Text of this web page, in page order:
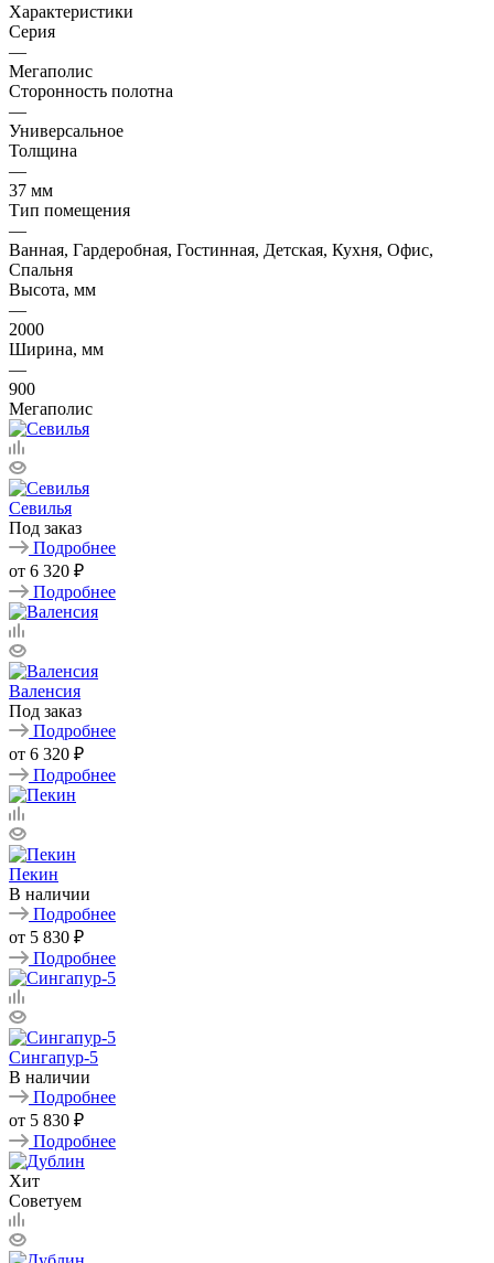
Характеристики
Серия
—
Мегаполис
Сторонность полотна
—
Универсальное
Толщина
—
37 мм
Тип помещения
—
Ванная, Гардеробная, Гостинная, Детская, Кухня, Офис,
Спальня
Высота, мм
—
2000
Ширина, мм
—
900
Мегаполис
Севилья
Под заказ
Подробнее
от 6 320 ₽
Подробнее
Валенсия
Под заказ
Подробнее
от 6 320 ₽
Подробнее
Пекин
В наличии
Подробнее
от 5 830 ₽
Подробнее
Сингапур-5
В наличии
Подробнее
от 5 830 ₽
Подробнее
Хит
Советуем